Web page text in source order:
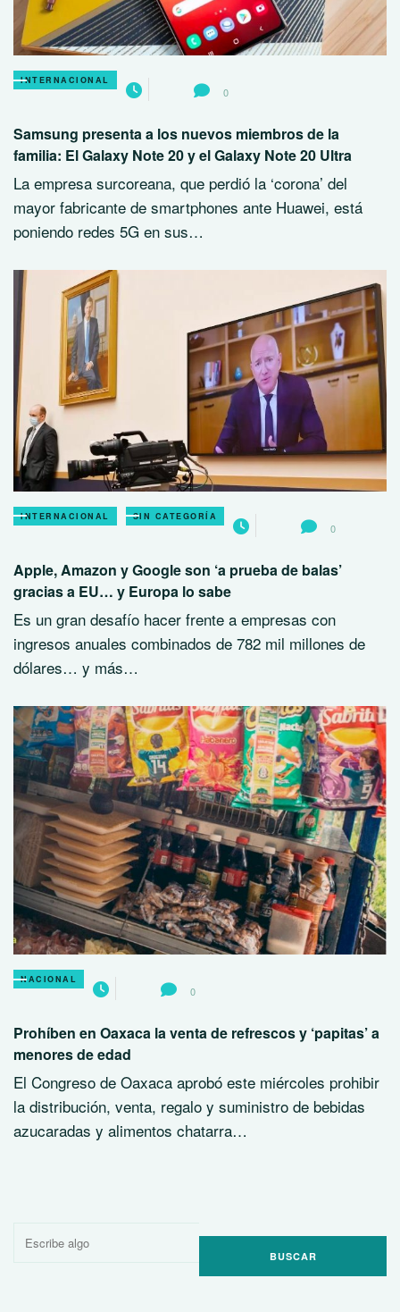
INTERNACIONAL
0
Samsung presenta a los nuevos miembros de la
familia: El Galaxy Note 20 y el Galaxy Note 20 Ultra
La empresa surcoreana, que perdió la ‘corona’ del
mayor fabricante de smartphones ante Huawei, está
poniendo redes 5G en sus…
INTERNACIONAL SIN CATEGORÍA
0
Apple, Amazon y Google son ‘a prueba de balas’
gracias a EU… y Europa lo sabe
Es un gran desafío hacer frente a empresas con
ingresos anuales combinados de 782 mil millones de
dólares… y más…
NACIONAL
0
Prohíben en Oaxaca la venta de refrescos y ‘papitas’ a
menores de edad
El Congreso de Oaxaca aprobó este miércoles prohibir
la distribución, venta, regalo y suministro de bebidas
azucaradas y alimentos chatarra…
Buscar